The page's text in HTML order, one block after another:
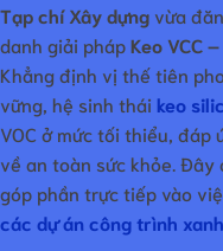
Tạp chí Xây dựngvừa
danh giải phápKeo VCC
Khẳng định vị thế tiên
vững, hệ sinh thái keo
VOC ở mức tối thiểu, đáp
về an toàn sức khỏe. Đây
góp phần trực tiếp vào
các dự án công trình xanh